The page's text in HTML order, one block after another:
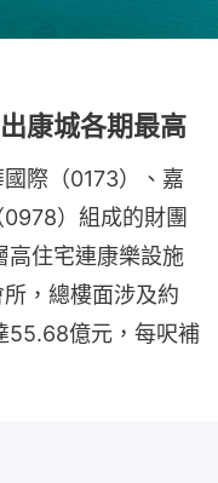
康城各期最高
際（0173）、嘉
）組成的財團
住宅連康樂設施
，總樓面涉及約
55.68億元，每呎補